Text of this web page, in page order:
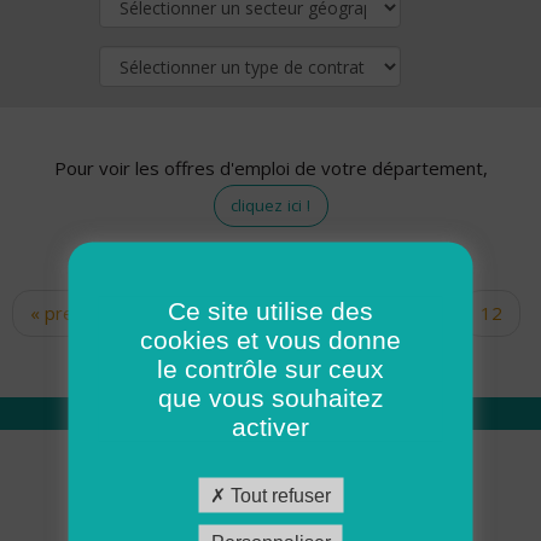
Pour voir les offres d'emploi de votre département,
cliquez ici !
Pages
« premier ‹ précédent … 10
12
14 15 16 17
Qui sommes nous
Académie ADMR
Ce site utilise des
cookies et vous donne
le contrôle sur ceux
que vous souhaitez
activer
Tout refuser